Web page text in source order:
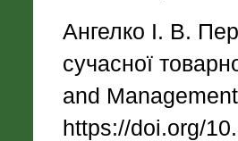
Ангелко І. В.
сучасної
and
https://doi.org/